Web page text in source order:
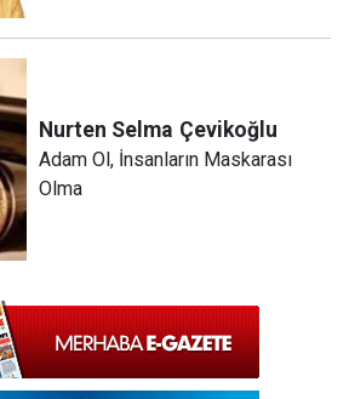
Nurten Selma Çevikoğlu
Adam Ol, İnsanların Maskarası
Olma